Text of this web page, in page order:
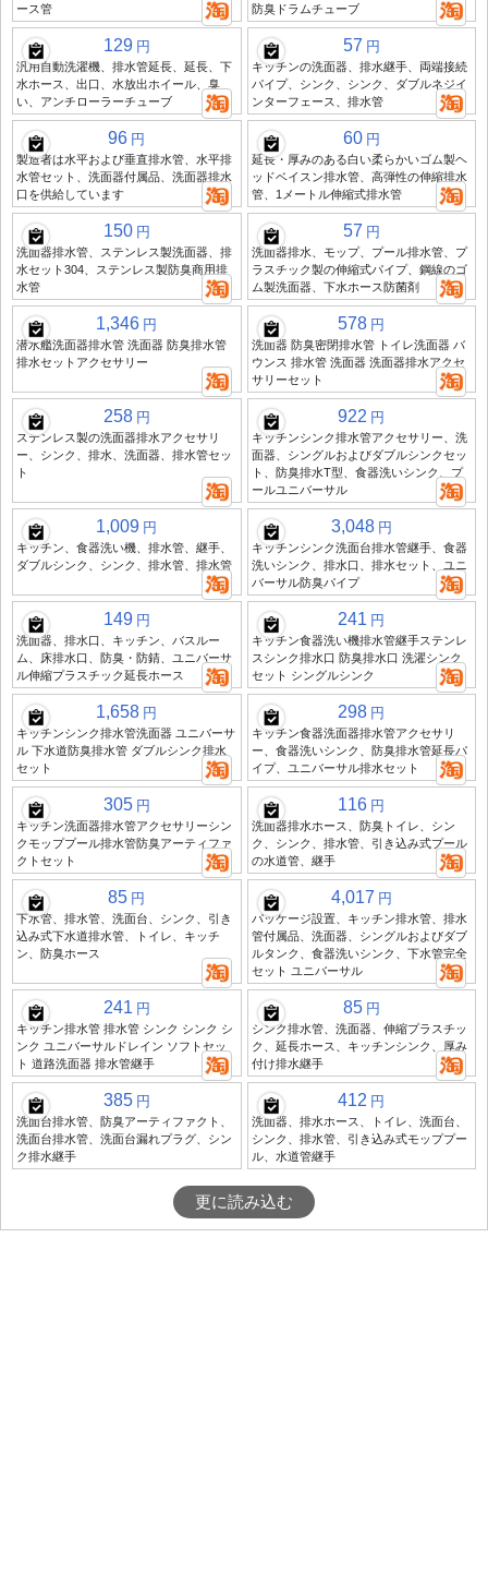
ース管
防臭ドラムチューブ
129 円
汎用自動洗濯機、排水管延長、延長、下
水ホース、出口、水放出ホイール、臭
い、アンチローラーチューブ
57 円
キッチンの洗面器、排水継手、両端接続
パイプ、シンク、シンク、ダブルネジイ
ンターフェース、排水管
96 円
製造者は水平および垂直排水管、水平排
水管セット、洗面器付属品、洗面器排水
口を供給しています
60 円
延長・厚みのある白い柔らかいゴム製ヘ
ッドベイスン排水管、高弾性の伸縮排水
管、1メートル伸縮式排水管
150 円
洗面器排水管、ステンレス製洗面器、排
水セット304、ステンレス製防臭商用排
水管
57 円
洗面器排水、モップ、プール排水管、プ
ラスチック製の伸縮式パイプ、鋼線のゴ
ム製洗面器、下水ホース防菌剤
1,346 円
潜水艦洗面器排水管 洗面器 防臭排水管
排水セットアクセサリー
578 円
洗面器 防臭密閉排水管 トイレ洗面器 バ
ウンス 排水管 洗面器 洗面器排水アクセ
サリーセット
258 円
ステンレス製の洗面器排水アクセサリ
ー、シンク、排水、洗面器、排水管セッ
ト
922 円
キッチンシンク排水管アクセサリー、洗
面器、シングルおよびダブルシンクセッ
ト、防臭排水T型、食器洗いシンク、プ
ールユニバーサル
1,009 円
キッチン、食器洗い機、排水管、継手、
ダブルシンク、シンク、排水管、排水管
3,048 円
キッチンシンク洗面台排水管継手、食器
洗いシンク、排水口、排水セット、ユニ
バーサル防臭パイプ
149 円
洗面器、排水口、キッチン、バスルー
ム、床排水口、防臭・防錆、ユニバーサ
ル伸縮プラスチック延長ホース
241 円
キッチン食器洗い機排水管継手ステンレ
スシンク排水口 防臭排水口 洗濯シンク
セット シングルシンク
1,658 円
キッチンシンク排水管洗面器 ユニバーサ
ル 下水道防臭排水管 ダブルシンク排水
セット
298 円
キッチン食器洗面器排水管アクセサリ
ー、食器洗いシンク、防臭排水管延長パ
イプ、ユニバーサル排水セット
305 円
キッチン洗面器排水管アクセサリーシン
クモッププール排水管防臭アーティファ
クトセット
116 円
洗面器排水ホース、防臭トイレ、シン
ク、シンク、排水管、引き込み式プール
の水道管、継手
85 円
下水管、排水管、洗面台、シンク、引き
込み式下水道排水管、トイレ、キッチ
ン、防臭ホース
4,017 円
パッケージ設置、キッチン排水管、排水
管付属品、洗面器、シングルおよびダブ
ルタンク、食器洗いシンク、下水管完全
セット ユニバーサル
241 円
キッチン排水管 排水管 シンク シンク シ
ンク ユニバーサルドレイン ソフトセッ
ト 道路洗面器 排水管継手
85 円
シンク排水管、洗面器、伸縮プラスチッ
ク、延長ホース、キッチンシンク、厚み
付け排水継手
385 円
洗面台排水管、防臭アーティファクト、
洗面台排水管、洗面台漏れプラグ、シン
ク排水継手
412 円
洗面器、排水ホース、トイレ、洗面台、
シンク、排水管、引き込み式モッププー
ル、水道管継手
更に読み込む